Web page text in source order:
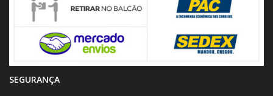
SEGURANÇA